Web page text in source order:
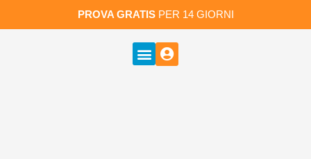
PROVA GRATISPER 14 GIORNI